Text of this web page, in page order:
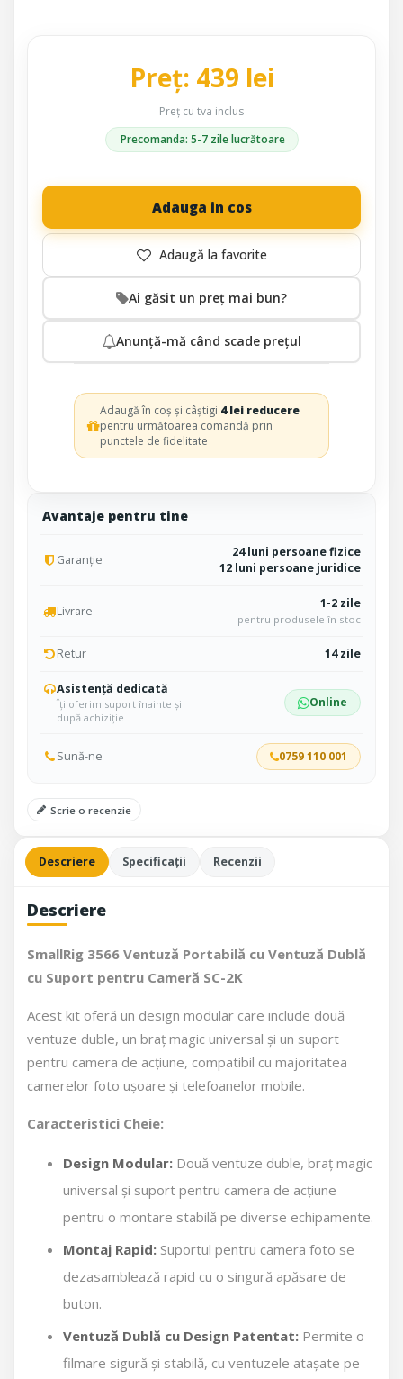
Avantaje pentru tine
Garanție
24 luni persoane fizice
12 luni persoane juridice
Livrare 1-2 zile
pentru produsele în stoc
Retur 14 zile
Asistență dedicată
Îți oferim suport înainte și
după achiziție
Online
Sună-ne 0759 110 001
Scrie o recenzie
Preț: 439 lei
Preț cu tva inclus
Precomanda: 5-7 zile lucrătoare
Adauga in cos
Ai găsit un preț mai bun?
Anunță-mă când scade prețul
Adaugă în coș și câștigi 4 lei reducere
pentru următoarea comandă prin
punctele de fidelitate
Descriere Specificații Recenzii
Descriere
SmallRig 3566 Ventuză Portabilă cu Ventuză Dublă
cu Suport pentru Cameră SC-2K
Acest kit oferă un design modular care include două
ventuze duble, un braț magic universal și un suport
pentru camera de acțiune, compatibil cu majoritatea
camerelor foto ușoare și telefoanelor mobile.
Caracteristici Cheie:
Design Modular: Două ventuze duble, braț magic
universal și suport pentru camera de acțiune
pentru o montare stabilă pe diverse echipamente.
Montaj Rapid: Suportul pentru camera foto se
dezasamblează rapid cu o singură apăsare de
buton.
Ventuză Dublă cu Design Patentat: Permite o
filmare sigură și stabilă, cu ventuzele atașate pe